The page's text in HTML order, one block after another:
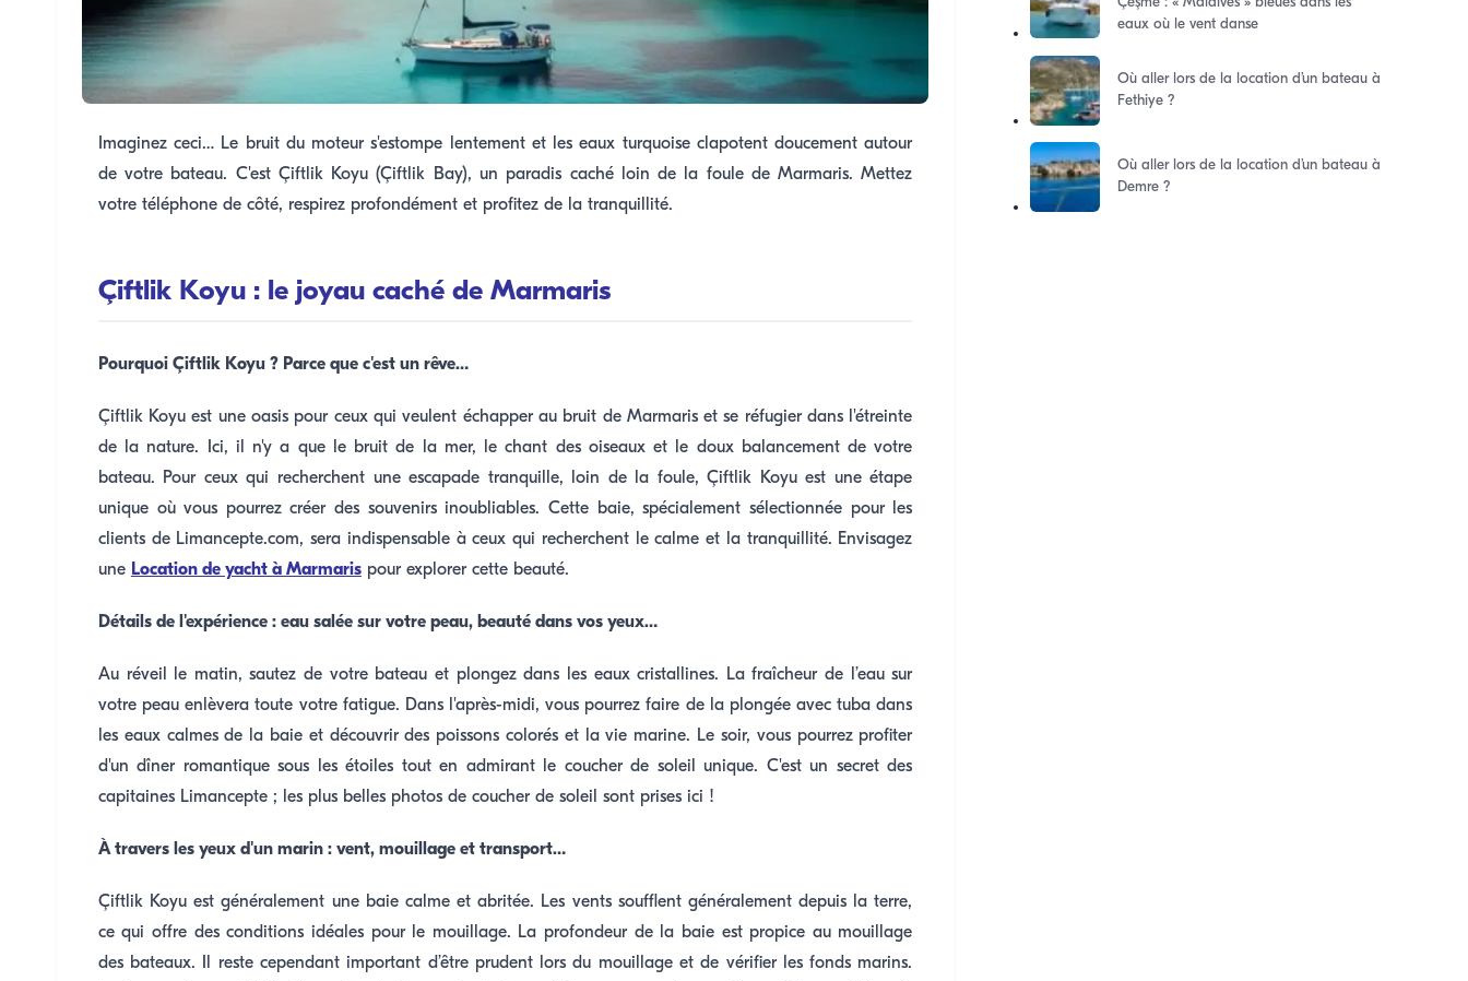
Imaginez ceci… Le bruit du moteur s'estompe lentement et les eaux turquoise clapotent doucement autour
de votre bateau. C'est Çiftlik Koyu (Çiftlik Bay), un paradis caché loin de la foule de Marmaris. Mettez
votre téléphone de côté, respirez profondément et profitez de la tranquillité.
Çiftlik Koyu : le joyau caché de Marmaris
Pourquoi Çiftlik Koyu ? Parce que c'est un rêve…
Çiftlik Koyu est une oasis pour ceux qui veulent échapper au bruit de Marmaris et se réfugier dans l'étreinte
de la nature. Ici, il n'y a que le bruit de la mer, le chant des oiseaux et le doux balancement de votre
bateau. Pour ceux qui recherchent une escapade tranquille, loin de la foule, Çiftlik Koyu est une étape
unique où vous pourrez créer des souvenirs inoubliables. Cette baie, spécialement sélectionnée pour les
clients de Limancepte.com, sera indispensable à ceux qui recherchent le calme et la tranquillité. Envisagez
une Location de yacht à Marmarispour explorer cette beauté.
Détails de l'expérience : eau salée sur votre peau, beauté dans vos yeux…
Au réveil le matin, sautez de votre bateau et plongez dans les eaux cristallines. La fraîcheur de l’eau sur
votre peau enlèvera toute votre fatigue. Dans l'après-midi, vous pourrez faire de la plongée avec tuba dans
les eaux calmes de la baie et découvrir des poissons colorés et la vie marine. Le soir, vous pourrez profiter
d'un dîner romantique sous les étoiles tout en admirant le coucher de soleil unique. C'est un secret des
capitaines Limancepte ; les plus belles photos de coucher de soleil sont prises ici !
À travers les yeux d'un marin : vent, mouillage et transport…
Çiftlik Koyu est généralement une baie calme et abritée. Les vents soufflent généralement depuis la terre,
ce qui offre des conditions idéales pour le mouillage. La profondeur de la baie est propice au mouillage
des bateaux. Il reste cependant important d’être prudent lors du mouillage et de vérifier les fonds marins.
Çeşme : « Maldives » bleues dans les
eaux où le vent danse
Où aller lors de la location d’un bateau à
Fethiye ?
Où aller lors de la location d’un bateau à
Demre ?